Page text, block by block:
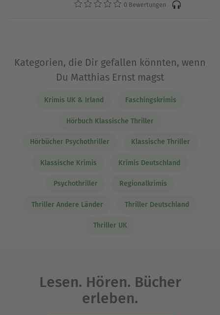
0 Bewertungen
Kategorien, die Dir gefallen könnten, wenn
Du Matthias Ernst magst
Krimis UK & Irland Faschingskrimis
Hörbuch Klassische Thriller
Hörbücher Psychothriller Klassische Thriller
Klassische Krimis Krimis Deutschland
Psychothriller Regionalkrimis
Thriller Andere Länder Thriller Deutschland
Thriller UK
Lesen. Hören. Bücher
erleben.